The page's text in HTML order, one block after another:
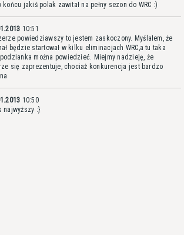
końcu jakiś polak zawitał na pełny sezon do WRC :)
10:51
powiedziawszy to jestem zaskoczony. Myślałem, że
będzie startował w kilku eliminacjach WRC,a tu taka
można powiedzieć. Miejmy nadzieję, że
się zaprezentuje, chociaż konkurencja jest bardzo
10:50
najwyższy :}